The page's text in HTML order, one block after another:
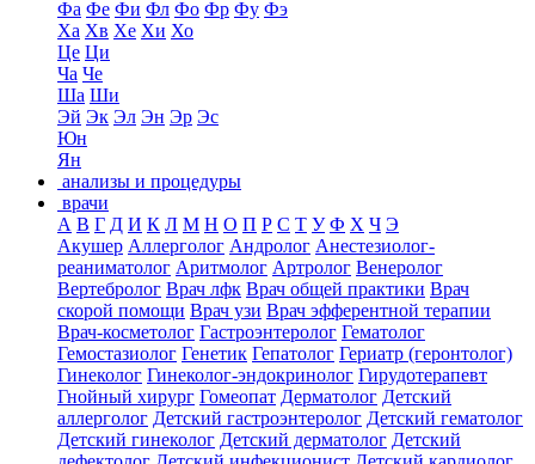
Фа Фе Фи Фл Фо Фр Фу Фэ
Ха Хв Хе Хи Хо
Це Ци
Ча Че
Ша Ши
Эй Эк Эл Эн Эр Эс
Юн
Ян
анализы и процедуры
врачи
А В Г Д И К Л М Н О П Р С Т У Ф Х Ч Э
Акушер Аллерголог Андролог Анестезиолог-
реаниматолог Аритмолог Артролог Венеролог
Вертебролог Врач лфк Врач общей практики Врач
скорой помощи Врач узи Врач эфферентной терапии
Врач-косметолог Гастроэнтеролог Гематолог
Гемостазиолог Генетик Гепатолог Гериатр (геронтолог)
Гинеколог Гинеколог-эндокринолог Гирудотерапевт
Гнойный хирург Гомеопат Дерматолог Детский
аллерголог Детский гастроэнтеролог Детский гематолог
Детский гинеколог Детский дерматолог Детский